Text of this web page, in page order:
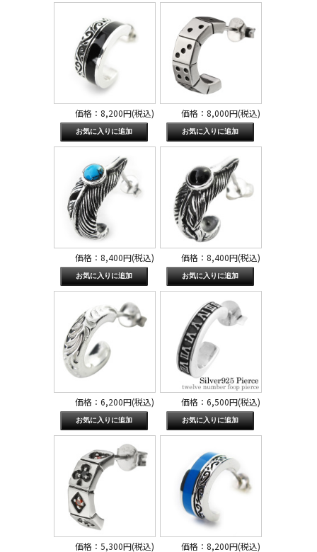
価格：8,200円(税込) 価格：8,000円(税込)
価格：8,400円(税込) 価格：8,400円(税込)
価格：6,200円(税込) 価格：6,500円(税込)
価格：5,300円(税込) 価格：8,200円(税込)